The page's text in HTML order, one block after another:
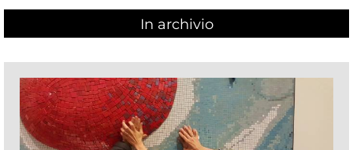
In archivio